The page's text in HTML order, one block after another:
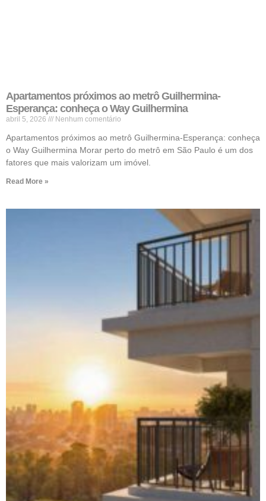
Apartamentos próximos ao metrô Guilhermina-
Esperança: conheça o Way Guilhermina
abril 5, 2026 Nenhum comentário
Apartamentos próximos ao metrô Guilhermina-Esperança: conheça
o Way Guilhermina Morar perto do metrô em São Paulo é um dos
fatores que mais valorizam um imóvel.
Read More »